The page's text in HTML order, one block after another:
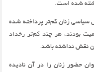
شده است.
سياسي زنان كم‌تر پرداخته شده
بودند، هر چند كم‌تر رخداد
نقش نداشته باشد.
حضور زنان را در آن ناديده